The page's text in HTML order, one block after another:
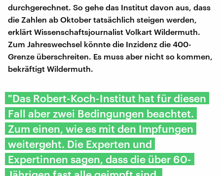
durchgerechnet. So gehe das Institut davon aus, dass
die Zahlen ab Oktober tatsächlich steigen werden,
erklärt Wissenschaftsjournalist Volkart Wildermuth.
Zum Jahreswechsel könnte die Inzidenz die 400-
Grenze überschreiten. Es muss aber nicht so kommen,
bekräftigt Wildermuth.
"Das Robert-Koch-Institut hat für diesen
Fall aber zwei Bedingungen beachtet.
Zum einen, wie es mit den Impfungen
weitergeht. Die Experten und
Expertinnen sagen, dass die über 60-